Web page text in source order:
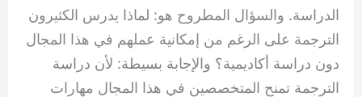
الدراسة. والسؤال المطروح هو: لماذا يدرس الكثيرون
الترجمة على الرغم من إمكانية عملهم في هذا المجال
دون دراسة أكاديمية؟ والإجابة بسيطة: لأن دراسة
الترجمة تمنح المتخصصين في هذا المجال مهارات